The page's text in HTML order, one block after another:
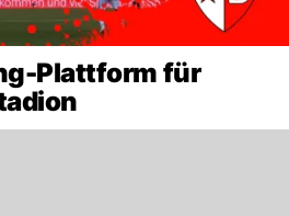
Plattform für